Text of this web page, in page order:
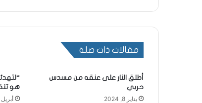
مقالات ذات صلة
أطلق النار على عنقه من مسدس
حربي
يناير 8, 2024
هو تنفيذ
أبريل 30, 2024